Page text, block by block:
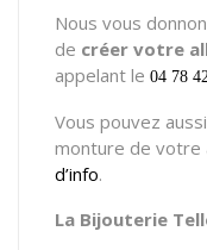
Nous vous
de créer votre
appelant le 04 78
Vous pouvez
monture de votre
d’info.
La Bijouterie